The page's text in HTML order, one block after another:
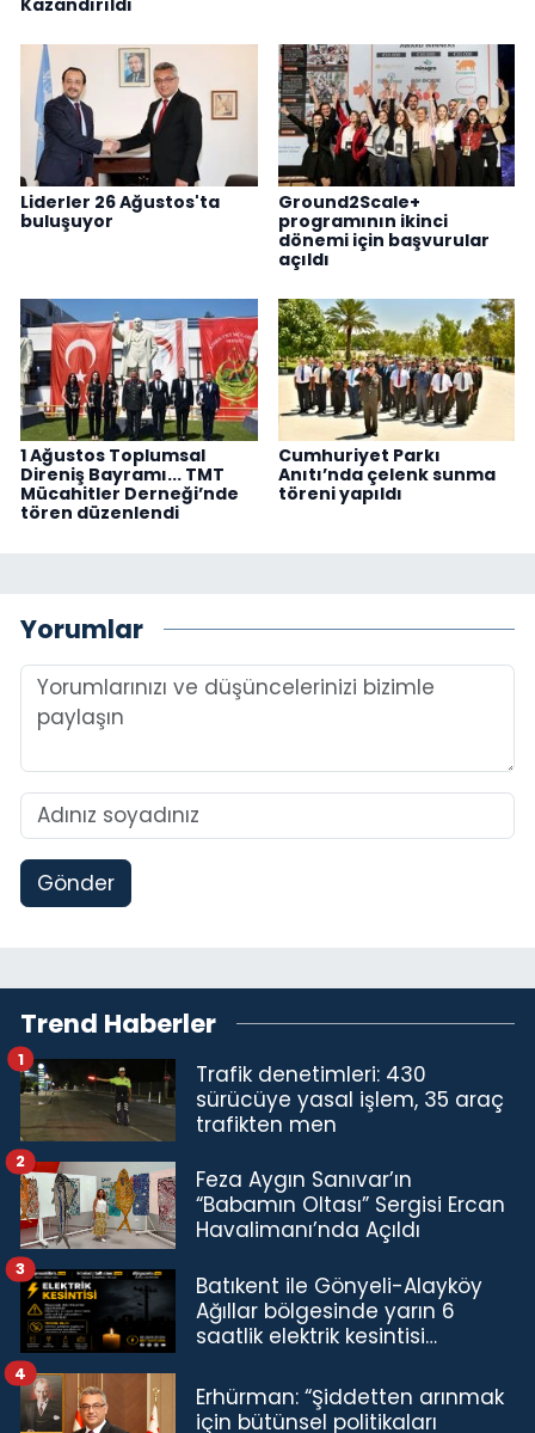
Liderler 26 Ağustos'ta
buluşuyor
Ground2Scale+
programının ikinci
dönemi için başvurular
açıldı
1 Ağustos Toplumsal
Direniş Bayramı... TMT
Mücahitler Derneği’nde
tören düzenlendi
Cumhuriyet Parkı
Anıtı’nda çelenk sunma
töreni yapıldı
Yorumlar
Gönder
Trend Haberler
Trafik denetimleri: 430
sürücüye yasal işlem, 35 araç
trafikten men
1
Feza Aygın Sanıvar’ın
“Babamın Oltası” Sergisi Ercan
Havalimanı’nda Açıldı
2
Batıkent ile Gönyeli-Alayköy
Ağıllar bölgesinde yarın 6
saatlik elektrik kesintisi…
3
Erhürman: “Şiddetten arınmak
için bütünsel politikaları
4